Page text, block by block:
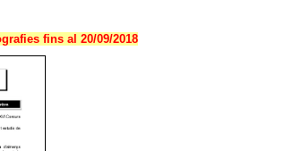
fins al 20/09/2018